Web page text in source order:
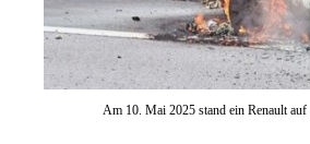
Am 10. Mai 2025 stand ein Renault